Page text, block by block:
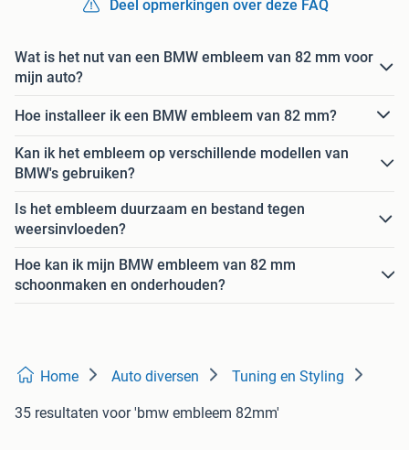
Deel opmerkingen over deze FAQ
Wat is het nut van een BMW embleem van 82 mm voor
mijn auto?
Hoe installeer ik een BMW embleem van 82 mm?
Kan ik het embleem op verschillende modellen van
BMW's gebruiken?
Is het embleem duurzaam en bestand tegen
weersinvloeden?
Hoe kan ik mijn BMW embleem van 82 mm
schoonmaken en onderhouden?
Home Auto diversen Tuning en Styling
35 resultaten voor 'bmw embleem 82mm'